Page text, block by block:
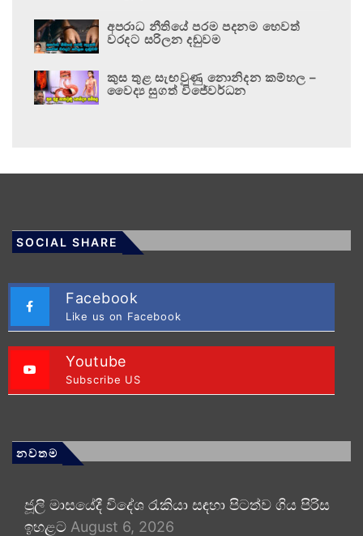
අපරාධ නීතියේ පරම පදනම හෙවත්
වරදට සරිලන දඬුවම
කුස තුළ සැඟවුණු නොනිදන කම්හල –
වෛද්‍ය සුගත් විජේවර්ධන
SOCIAL SHARE
Facebook
Like us on Facebook
Youtube
Subscribe US
නවතම
ජූලි මාසයේදී විදේශ රැකියා සඳහා පිටත්ව ගිය පිරිස
ඉහළට August 6, 2026